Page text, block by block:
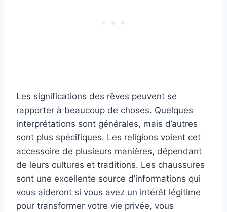
Les significations des rêves peuvent se
rapporter à beaucoup de choses. Quelques
interprétations sont générales, mais d’autres
sont plus spécifiques. Les religions voient cet
accessoire de plusieurs manières, dépendant
de leurs cultures et traditions. Les chaussures
sont une excellente source d’informations qui
vous aideront si vous avez un intérêt légitime
pour transformer votre vie privée, vous